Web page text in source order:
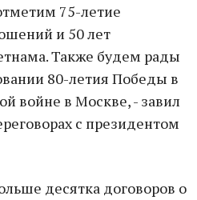
75-летие
и 50 лет
Также будем рады
80-летия Победы в
войне в Москве, - завил
с президентом
десятка договоров о